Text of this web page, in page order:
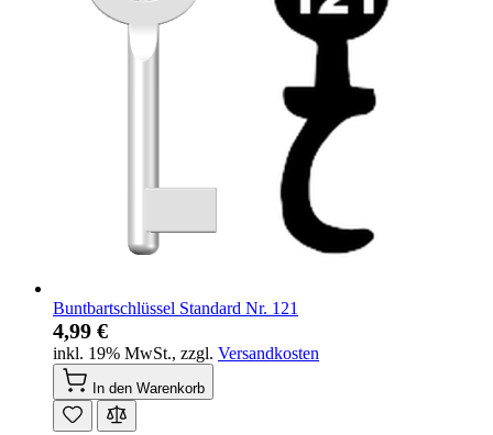
Buntbartschlüssel Standard Nr. 121
4,99 €
inkl. 19% MwSt., zzgl. Versandkosten
In den Warenkorb